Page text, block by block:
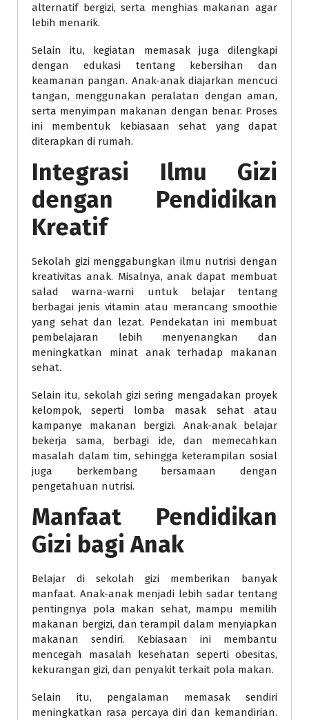
alternatif bergizi, serta menghias makanan agar
lebih menarik.
Selain itu, kegiatan memasak juga dilengkapi
dengan edukasi tentang kebersihan dan
keamanan pangan. Anak-anak diajarkan mencuci
tangan, menggunakan peralatan dengan aman,
serta menyimpan makanan dengan benar. Proses
ini membentuk kebiasaan sehat yang dapat
diterapkan di rumah.
Integrasi Ilmu Gizi
dengan Pendidikan
Kreatif
Sekolah gizi menggabungkan ilmu nutrisi dengan
kreativitas anak. Misalnya, anak dapat membuat
salad warna-warni untuk belajar tentang
berbagai jenis vitamin atau merancang smoothie
yang sehat dan lezat. Pendekatan ini membuat
pembelajaran lebih menyenangkan dan
meningkatkan minat anak terhadap makanan
sehat.
Selain itu, sekolah gizi sering mengadakan proyek
kelompok, seperti lomba masak sehat atau
kampanye makanan bergizi. Anak-anak belajar
bekerja sama, berbagi ide, dan memecahkan
masalah dalam tim, sehingga keterampilan sosial
juga berkembang bersamaan dengan
pengetahuan nutrisi.
Manfaat Pendidikan
Gizi bagi Anak
Belajar di sekolah gizi memberikan banyak
manfaat. Anak-anak menjadi lebih sadar tentang
pentingnya pola makan sehat, mampu memilih
makanan bergizi, dan terampil dalam menyiapkan
makanan sendiri. Kebiasaan ini membantu
mencegah masalah kesehatan seperti obesitas,
kekurangan gizi, dan penyakit terkait pola makan.
Selain itu, pengalaman memasak sendiri
meningkatkan rasa percaya diri dan kemandirian.